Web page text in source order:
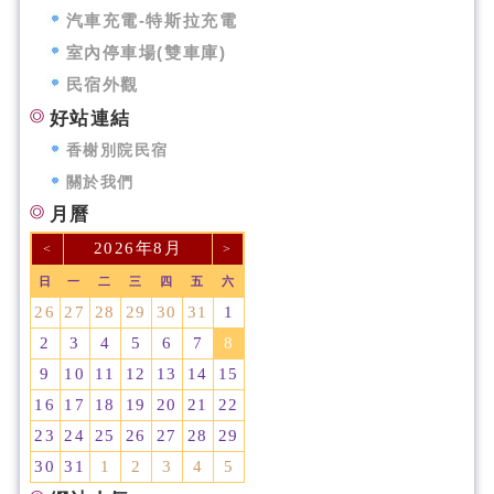
汽車充電-特斯拉充電
室內停車場(雙車庫)
民宿外觀
好站連結
香榭別院民宿
關於我們
月曆
< 2026年8月 >
日 一 二 三 四 五 六
26 27 28 29 30 31
1
2
3 4 5 6 7
8
9
10 11 12 13 14
15
16
17 18 19 20 21
22
23
24 25 26 27 28
29
30
31 1 2 3 4 5